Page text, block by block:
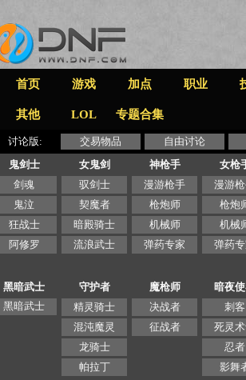
首页 游戏 加点 职业
其他 LOL 专题合集
讨论版: 交易物品
自由讨论
鬼剑士
剑魂
鬼泣
狂战士
阿修罗
女鬼剑
驭剑士
契魔者
暗殿骑士
流浪武士
神枪手
漫游枪手
枪炮师
机械师
弹药专家
女枪
漫游
枪炮
机械
弹药
黑暗武士
黑暗武士
守护者
精灵骑士
混沌魔灵
龙骑士
帕拉丁
魔枪师
决战者
征战者
暗夜
刺客
死灵
忍者
影舞